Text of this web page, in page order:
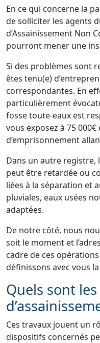
En ce qui concerne la
de solliciter les agents
d’Assainissement Non
pourront mener une
Si des problèmes sont
êtes tenu(e)
correspondantes. En
particulièrement
fosse toute-eaux est
vous exposez à 75 000€
d’emprisonnement
Dans un autre registre,
peut être retardée ou
liées à la séparation et
pluviales, eaux usées
adaptées.
De notre côté, nous
soit le moment et
cadre de ces
définissons avec vous
Quels sont
Ces travaux jouent un
dispositifs concernés